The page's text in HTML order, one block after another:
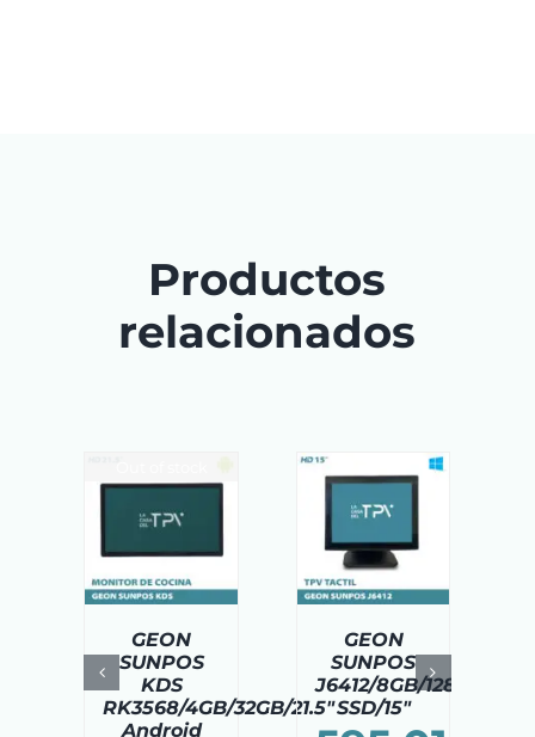
Productos
relacionados
GEON
SUNPOS
KDS
RK3568/4GB/32GB/21.5″
Android
SELECCIONAR
OPCIONES
ESTE
PRODUCTO
TIENE
VARIANTES.
LAS
OPCIONES
SE
PUEDEN
/ DETAILS
GEON
SUNPOS
J6412/8GB/128GB
SSD/15″
AÑADIR AL
DETAILS